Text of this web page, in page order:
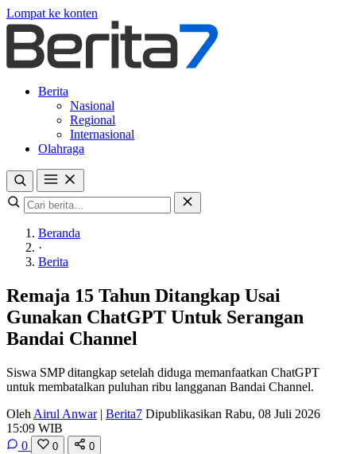
Lompat ke konten
Berita
Nasional
Regional
Internasional
Olahraga
Beranda
·
Berita
Remaja 15 Tahun Ditangkap Usai
Gunakan ChatGPT Untuk Serangan
Bandai Channel
Siswa SMP ditangkap setelah diduga memanfaatkan ChatGPT
untuk membatalkan puluhan ribu langganan Bandai Channel.
Oleh Airul Anwar | Berita7 Dipublikasikan Rabu, 08 Juli 2026
15:09 WIB
0
0 0